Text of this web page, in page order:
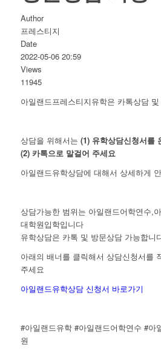
Author
프레스티지
Date
2022-05-06 20:59
Views
11945
아일랜드프레스티지유학은 카톡상담
상담을 위해서는 (1) 유학상담신청서를
(2) 카톡으로 말걸어 주세요
아일랜드유학상담에 대해서 상세하게
상담가능한 범위는 아일랜드어학연수,
대학원입학입니다
유학상담은 카톡 및 방문상담 가능합니
아래의 배너를 클릭해서 상담신청서를
주세요
아일랜드유학상담 신청서 바로가기
#아일랜드유학 #아일랜드어학연수 #아
원